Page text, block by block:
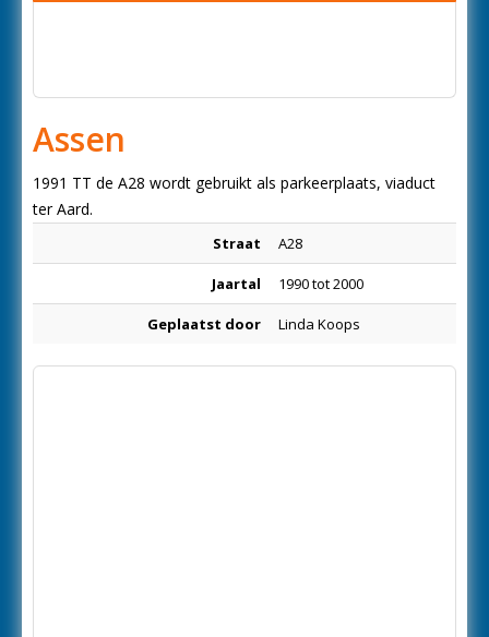
Assen
1991 TT de A28 wordt gebruikt als parkeerplaats, viaduct
ter Aard.
Straat A28
Jaartal 1990 tot 2000
Geplaatst door Linda Koops